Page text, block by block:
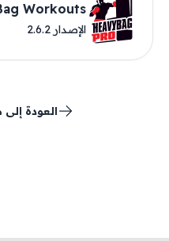
Workouts
الإصدار 2.6.2
العودة